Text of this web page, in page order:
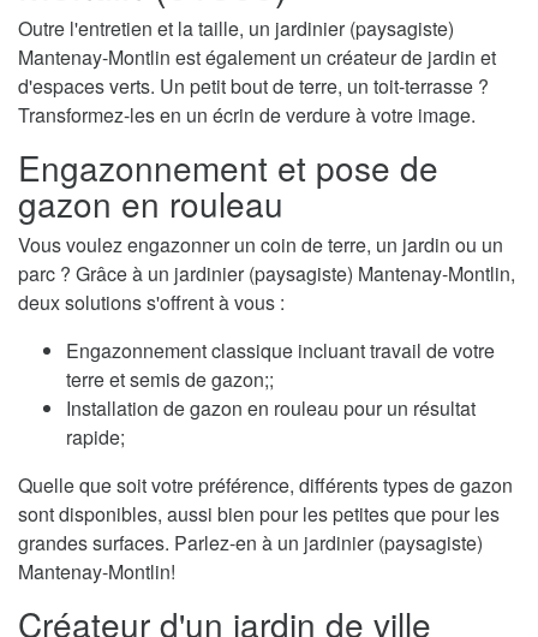
Outre l'entretien et la taille, un jardinier (paysagiste)
Mantenay-Montlin est également un créateur de jardin et
d'espaces verts. Un petit bout de terre, un toit-terrasse ?
Transformez-les en un écrin de verdure à votre image.
Engazonnement et pose de
gazon en rouleau
Vous voulez engazonner un coin de terre, un jardin ou un
parc ? Grâce à un jardinier (paysagiste) Mantenay-Montlin,
deux solutions s'offrent à vous :
Engazonnement classique incluant travail de votre
terre et semis de gazon;;
Installation de gazon en rouleau pour un résultat
rapide;
Quelle que soit votre préférence, différents types de gazon
sont disponibles, aussi bien pour les petites que pour les
grandes surfaces. Parlez-en à un jardinier (paysagiste)
Mantenay-Montlin!
Créateur d'un jardin de ville